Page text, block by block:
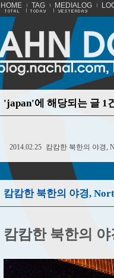
HOME TAG MEDIALOG
'japan'에 해당되는 글 1
2014.02.25 캄캄한 북한의 야경,
캄캄한 북한의 야경,
캄캄한 북한의